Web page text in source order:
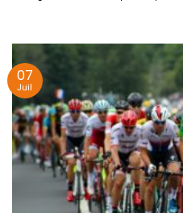
07
Juil